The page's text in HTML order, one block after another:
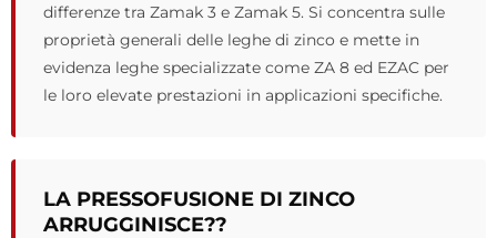
differenze tra Zamak 3 e Zamak 5. Si concentra sulle
proprietà generali delle leghe di zinco e mette in
evidenza leghe specializzate come ZA 8 ed EZAC per
le loro elevate prestazioni in applicazioni specifiche.
LA PRESSOFUSIONE DI ZINCO
ARRUGGINISCE??